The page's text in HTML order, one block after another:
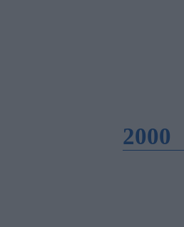
2000